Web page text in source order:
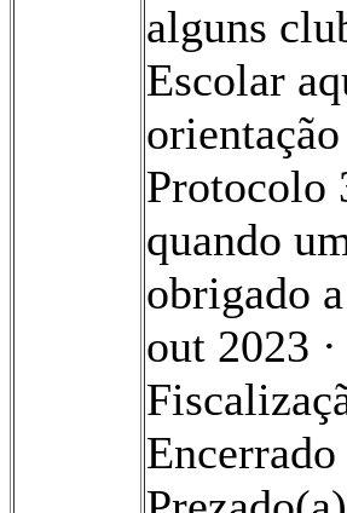
alguns
Escolar
Protocolo
quando
obrigado
out 2023